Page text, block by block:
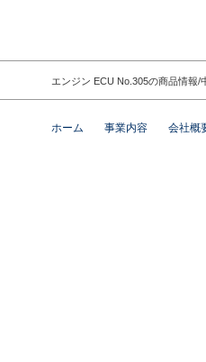
エンジン ECU No.305の商品情報
ホーム 事業内容 会社概